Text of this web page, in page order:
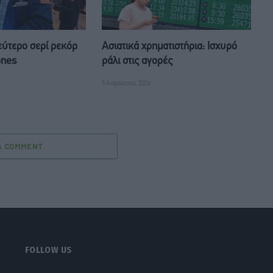
σερί ρεκόρ
Ασιατικά χρηματιστήρια: Ισχυρό
ράλι στις αγορές
5 Αυγούστου, 2026
COMMENT
FOLLOW US